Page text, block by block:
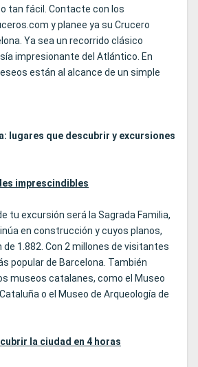
tan fácil. Contacte con los
y planee ya su Crucero
Ya sea un recorrido clásico
impresionante del Atlántico. En
están al alcance de un simple
lugares que descubrir y excursiones
imprescindibles
tu excursión será la Sagrada Familia,
en construcción y cuyos planos,
de 1.882. Con 2 millones de visitantes
popular de Barcelona. También
museos catalanes, como el Museo
o el Museo de Arqueología de
la ciudad en 4 horas